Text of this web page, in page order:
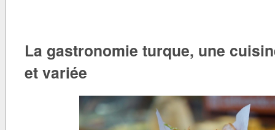
La gastronomie turque, une
et variée